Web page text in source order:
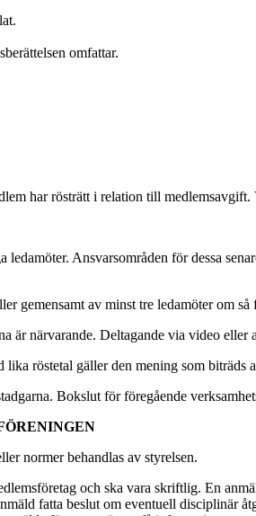
omfattar.
har rösträtt i relation till
Ansvarsområden för dessa
gemensamt av minst tre ledamöter om så
är närvarande. Deltagande via video eller
röstetal gäller den mening som biträds
Bokslut för föregående
normer behandlas av styrelsen.
och ska vara skriftlig. En
fatta beslut om eventuell disciplinär